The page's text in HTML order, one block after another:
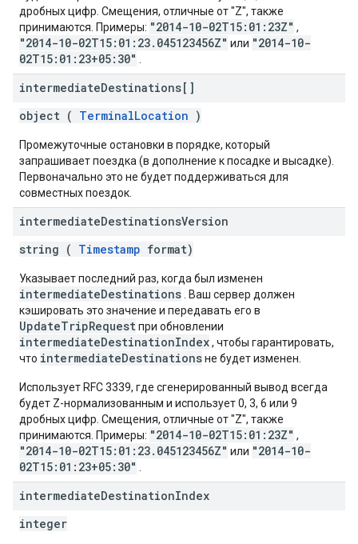
дробных цифр. Смещения, отличные от "Z", также
принимаются. Примеры: "2014-10-02T15:01:23Z" ,
"2014-10-02T15:01:23.045123456Z" или "2014-10-
02T15:01:23+05:30"
intermediateDestinations[]
object ( TerminalLocation )
Промежуточные остановки в порядке, который
запрашивает поездка (в дополнение к посадке и высадке).
Первоначально это не будет поддерживаться для
совместных поездок.
intermediateDestinationsVersion
string ( Timestamp format)
Указывает последний раз, когда был изменен
intermediateDestinations . Ваш сервер должен
кэшировать это значение и передавать его в
UpdateTripRequestпри обновлении
intermediateDestinationIndex, чтобы гарантировать,
что intermediateDestinationsне будет изменен.
Использует RFC 3339, где сгенерированный вывод всегда
будет Z-нормализованным и использует 0, 3, 6 или 9
дробных цифр. Смещения, отличные от "Z", также
принимаются. Примеры: "2014-10-02T15:01:23Z" ,
"2014-10-02T15:01:23.045123456Z" или "2014-10-
02T15:01:23+05:30"
intermediateDestinationIndex
integer